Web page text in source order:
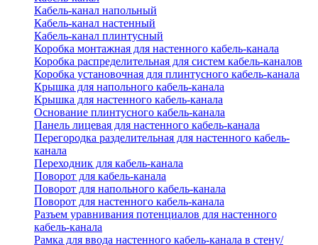
Кабель-канал напольный
Кабель-канал настенный
Кабель-канал плинтусный
Коробка монтажная для настенного кабель-канала
Коробка распределительная для систем кабель-каналов
Коробка установочная для плинтусного кабель-канала
Крышка для напольного кабель-канала
Крышка для настенного кабель-канала
Основание плинтусного кабель-канала
Панель лицевая для настенного кабель-канала
Перегородка разделительная для настенного кабель-
канала
Переходник для кабель-канала
Поворот для кабель-канала
Поворот для напольного кабель-канала
Поворот для настенного кабель-канала
Разъем уравнивания потенциалов для настенного
кабель-канала
Рамка для ввода настенного кабель-канала в стену/